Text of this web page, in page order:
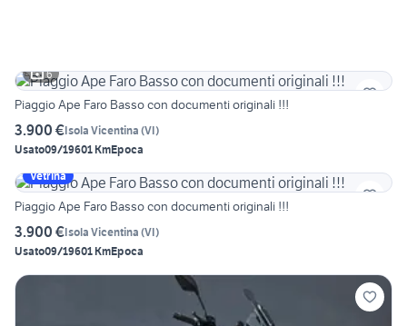
6
Piaggio Ape Faro Basso con documenti originali !!!
3.900 €Isola Vicentina (VI)
Usato09/19601 KmEpoca
Vetrina
Piaggio Ape Faro Basso con documenti originali !!!
3.900 €Isola Vicentina (VI)
Usato09/19601 KmEpoca